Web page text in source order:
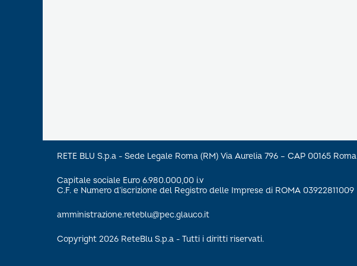
RETE BLU S.p.a - Sede Legale Roma (RM) Via Aurelia 796 – CAP 00165 Roma
Capitale sociale Euro 6.980.000,00 i.v
C.F. e Numero d’iscrizione del Registro delle Imprese di ROMA 03922811009
amministrazione.reteblu@pec.glauco.it
Copyright 2026 ReteBlu S.p.a - Tutti i diritti riservati.